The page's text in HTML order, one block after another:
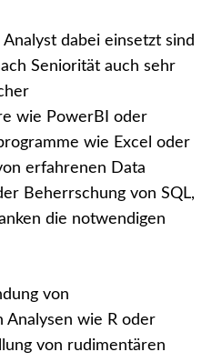
dabei einsetzt sind
Seniorität auch sehr
wie PowerBI oder
wie Excel oder
erfahrenen Data
Beherrschung von SQL,
die notwendigen
von
Analysen wie R oder
von rudimentären